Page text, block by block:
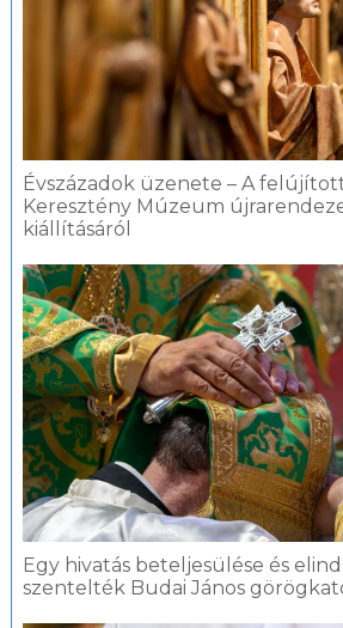
Évszázadok üzenete – A
Keresztény Múzeum
kiállításáról
Egy hivatás beteljesülése és
szentelték Budai János